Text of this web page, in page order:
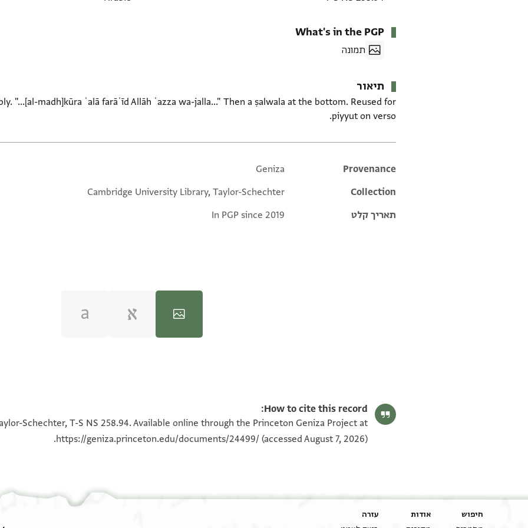
What's in the PGP
תמונה
תיאור
"...[al-madh]kūra ʿalā farāʾīd Allāh ʿazza wa-jalla..." Then a ṣalwala at the bottom. Reused for
piyyut on verso.
Additional metadata
Provenance
Geniza
Collection
Cambridge University Library, Taylor-Schechter
תאריך קלט
In PGP since 2019
100%
100%
How to cite this record:
Schechter, T-S NS 258.94. Available online through the Princeton Geniza Project at
https://geniza.princeton.edu/documents/24499/ (accessed August 7, 2026).
חיפוש אודות עזרה